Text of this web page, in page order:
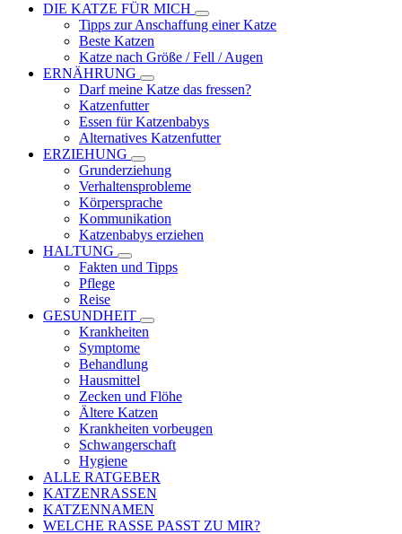
DIE KATZE FÜR MICH
Tipps zur Anschaffung einer Katze
Beste Katzen
Katze nach Größe / Fell / Augen
ERNÄHRUNG
Darf meine Katze das fressen?
Katzenfutter
Essen für Katzenbabys
Alternatives Katzenfutter
ERZIEHUNG
Grunderziehung
Verhaltensprobleme
Körpersprache
Kommunikation
Katzenbabys erziehen
HALTUNG
Fakten und Tipps
Pflege
Reise
GESUNDHEIT
Krankheiten
Symptome
Behandlung
Hausmittel
Zecken und Flöhe
Ältere Katzen
Krankheiten vorbeugen
Schwangerschaft
Hygiene
ALLE RATGEBER
KATZENRASSEN
KATZENNAMEN
WELCHE RASSE PASST ZU MIR?